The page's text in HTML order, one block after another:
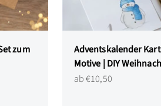
zum
Adventskalender
Motive | DIY
Angebot
ab €10,50